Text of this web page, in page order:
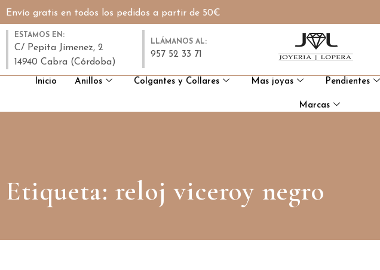
Envío gratis en todos los pedidos a partir de 50€
ESTAMOS EN:
C/ Pepita Jimenez, 2
14940 Cabra (Córdoba)
LLÁMANOS AL:
957 52 33 71
Inicio Anillos Colgantes y Collares Mas joyas Pendientes
Marcas
Etiqueta: reloj viceroy negro